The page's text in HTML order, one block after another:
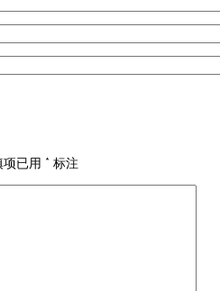
项已用 * 标注